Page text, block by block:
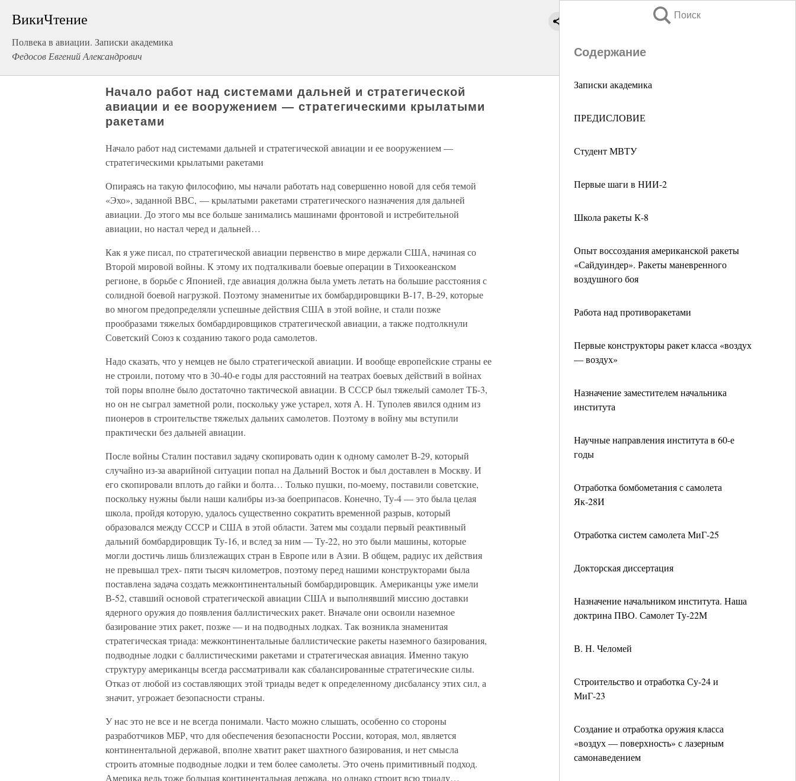
ВикиЧтение
Полвека в авиации. Записки академика
Федосов Евгений Александрович
Поиск
Содержание
Записки академика
ПРЕДИСЛОВИЕ
Студент МВТУ
Первые шаги в НИИ-2
Школа ракеты К-8
Опыт воссоздания американской ракеты
«Сайдуиндер». Ракеты маневренного
воздушного боя
Работа над противоракетами
Первые конструкторы ракет класса «воздух
— воздух»
Назначение заместителем начальника
института
Научные направления института в 60-е
годы
Отработка бомбометания с самолета
Як-28И
Отработка систем самолета МиГ-25
Докторская диссертация
Назначение начальником института. Наша
доктрина ПВО. Самолет Ту-22М
В. Н. Челомей
Строительство и отработка Су-24 и
МиГ-23
Создание и отработка оружия класса
«воздух — поверхность» с лазерным
самонаведением
Начало работ над системами дальней и стратегической
авиации и ее вооружением — стратегическими крылатыми
ракетами
Начало работ над системами дальней и стратегической авиации и ее вооружением —
стратегическими крылатыми ракетами
Опираясь на такую философию, мы начали работать над совершенно новой для себя темой
«Эхо», заданной ВВС, — крылатыми ракетами стратегического назначения для дальней
авиации. До этого мы все больше занимались машинами фронтовой и истребительной
авиации, но настал черед и дальней…
Как я уже писал, по стратегической авиации первенство в мире держали США, начиная со
Второй мировой войны. К этому их подталкивали боевые операции в Тихоокеанском
регионе, в борьбе с Японией, где авиация должна была уметь летать на большие расстояния с
солидной боевой нагрузкой. Поэтому знаменитые их бомбардировщики В-17, В-29, которые
во многом предопределяли успешные действия США в этой войне, и стали позже
прообразами тяжелых бомбардировщиков стратегической авиации, а также подтолкнули
Советский Союз к созданию такого рода самолетов.
Надо сказать, что у немцев не было стратегической авиации. И вообще европейские страны ее
не строили, потому что в 30-40-е годы для расстояний на театрах боевых действий в войнах
той поры вполне было достаточно тактической авиации. В СССР был тяжелый самолет ТБ-3,
но он не сыграл заметной роли, поскольку уже устарел, хотя А. Н. Туполев явился одним из
пионеров в строительстве тяжелых дальних самолетов. Поэтому в войну мы вступили
практически без дальней авиации.
После войны Сталин поставил задачу скопировать один к одному самолет В-29, который
случайно из-за аварийной ситуации попал на Дальний Восток и был доставлен в Москву. И
его скопировали вплоть до гайки и болта… Только пушки, по-моему, поставили советские,
поскольку нужны были наши калибры из-за боеприпасов. Конечно, Ту-4 — это была целая
школа, пройдя которую, удалось существенно сократить временной разрыв, который
образовался между СССР и США в этой области. Затем мы создали первый реактивный
дальний бомбардировщик Ту-16, и вслед за ним — Ту-22, но это были машины, которые
могли достичь лишь близлежащих стран в Европе или в Азии. В общем, радиус их действия
не превышал трех- пяти тысяч километров, поэтому перед нашими конструкторами была
поставлена задача создать межконтинентальный бомбардировщик. Американцы уже имели
В-52, ставший основой стратегической авиации США и выполнявший миссию доставки
ядерного оружия до появления баллистических ракет. Вначале они освоили наземное
базирование этих ракет, позже — и на подводных лодках. Так возникла знаменитая
стратегическая триада: межконтинентальные баллистические ракеты наземного базирования,
подводные лодки с баллистическими ракетами и стратегическая авиация. Именно такую
структуру американцы всегда рассматривали как сбалансированные стратегические силы.
Отказ от любой из составляющих этой триады ведет к определенному дисбалансу этих сил, а
значит, угрожает безопасности страны.
У нас это не все и не всегда понимали. Часто можно слышать, особенно со стороны
разработчиков МБР, что для обеспечения безопасности России, которая, мол, является
континентальной державой, вполне хватит ракет шахтного базирования, и нет смысла
строить атомные подводные лодки и тем более самолеты. Это очень примитивный подход.
Америка ведь тоже большая континентальная держава, но однако строит всю триаду…